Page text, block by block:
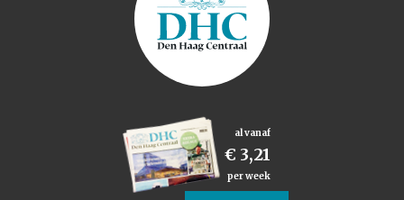
al vanaf
€ 3,21
per week